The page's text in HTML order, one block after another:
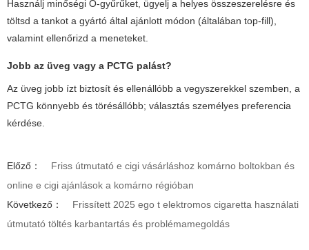
Használj minőségi O-gyűrűket, ügyelj a helyes összeszerelésre és
töltsd a tankot a gyártó által ajánlott módon (általában top-fill),
valamint ellenőrizd a meneteket.
Jobb az üveg vagy a PCTG palást?
Az üveg jobb ízt biztosít és ellenállóbb a vegyszerekkel szemben, a
PCTG könnyebb és törésállóbb; választás személyes preferencia
kérdése.
Előző：
Friss útmutató e cigi vásárláshoz komárno boltokban és
online e cigi ajánlások a komárno régióban
Következő：
Frissített 2025 ego t elektromos cigaretta használati
útmutató töltés karbantartás és problémamegoldás